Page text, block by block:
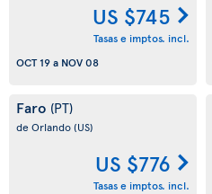
US $745
Tasas e imptos. incl.
OCT 19a NOV 08
Faro (PT)
de Orlando(US)
US $776
Tasas e imptos. incl.